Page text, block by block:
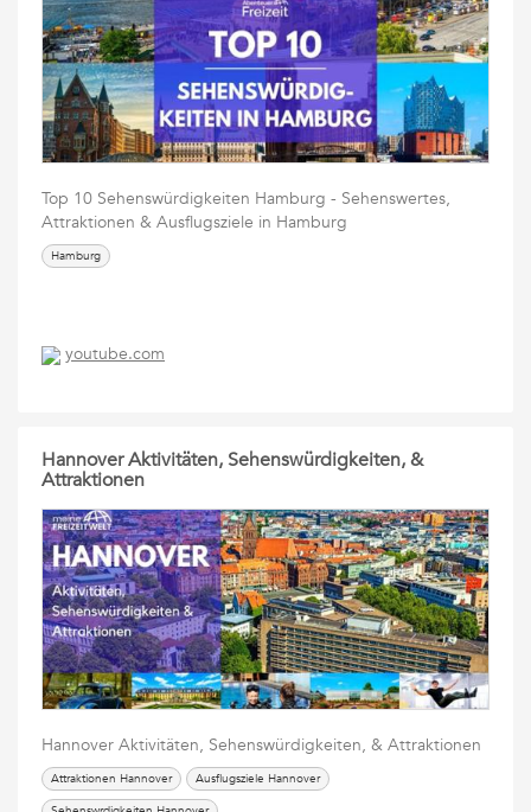
Top 10 Sehenswürdigkeiten Hamburg - Sehenswertes,
Attraktionen & Ausflugsziele in Hamburg
Hamburg
youtube.com
Hannover Aktivitäten, Sehenswürdigkeiten, &
Attraktionen
Hannover Aktivitäten, Sehenswürdigkeiten, & Attraktionen
Attraktionen Hannover
Ausflugsziele Hannover